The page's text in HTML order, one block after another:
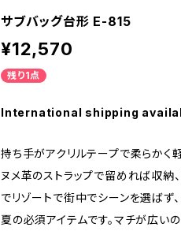
サブバッグ台形 E-815
¥12,570
残り1点
International shipping
持ち手がアクリルテープで柔らかく
ヌメ革のストラップで留めれば収納
でリゾートで街中でシーンを選ばず
夏の必須アイテムです。マチが広いの